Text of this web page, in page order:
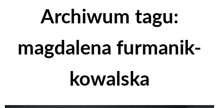
Archiwum tagu:
magdalena furmanik-
kowalska